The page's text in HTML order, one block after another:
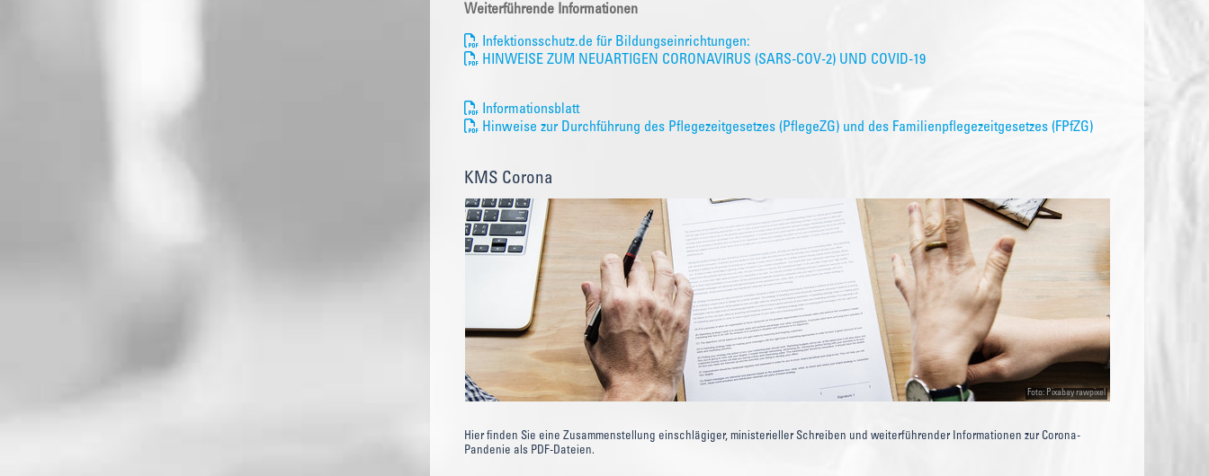
Weiterführende Informationen
Infektionsschutz.de für Bildungseinrichtungen:
HINWEISE ZUM NEUARTIGEN CORONAVIRUS (SARS-COV-2) UND COVID-19
Informationsblatt
Hinweise zur Durchführung des Pflegezeitgesetzes (PflegeZG) und des Familienpflegezeitgesetzes (FPfZG)
KMS Corona
Foto: Pixabay rawpixel
Hier finden Sie eine Zusammenstellung einschlägiger, ministerieller Schreiben und weiterführender Informationen zur Corona-
Pandenie als PDF-Dateien.